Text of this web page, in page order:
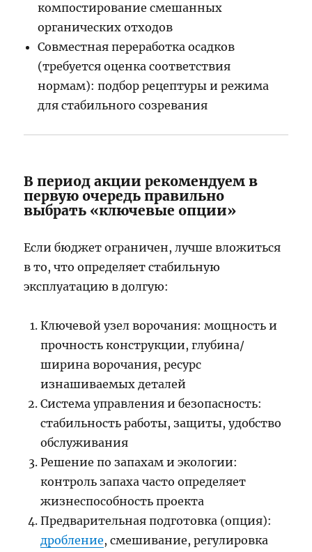
компостирование смешанных
органических отходов
Совместная переработка осадков
(требуется оценка соответствия
нормам): подбор рецептуры и режима
для стабильного созревания
В период акции рекомендуем в
первую очередь правильно
выбрать «ключевые опции»
Если бюджет ограничен, лучше вложиться
в то, что определяет стабильную
эксплуатацию в долгую:
Ключевой узел ворочания: мощность и
прочность конструкции, глубина/
ширина ворочания, ресурс
изнашиваемых деталей
Система управления и безопасность:
стабильность работы, защиты, удобство
обслуживания
Решение по запахам и экологии:
контроль запаха часто определяет
жизнеспособность проекта
Предварительная подготовка (опция):
дробление, смешивание, регулировка